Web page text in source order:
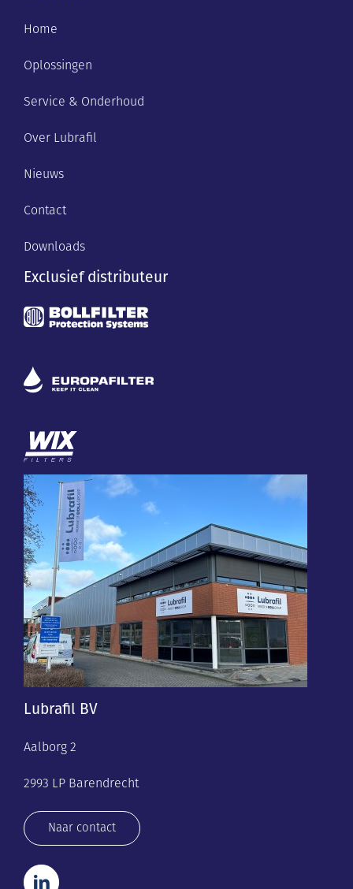
Home
Oplossingen
Service & Onderhoud
Over Lubrafil
Nieuws
Contact
Downloads
Exclusief distributeur
Lubrafil BV
Aalborg 2
2993 LP Barendrecht
Naar contact